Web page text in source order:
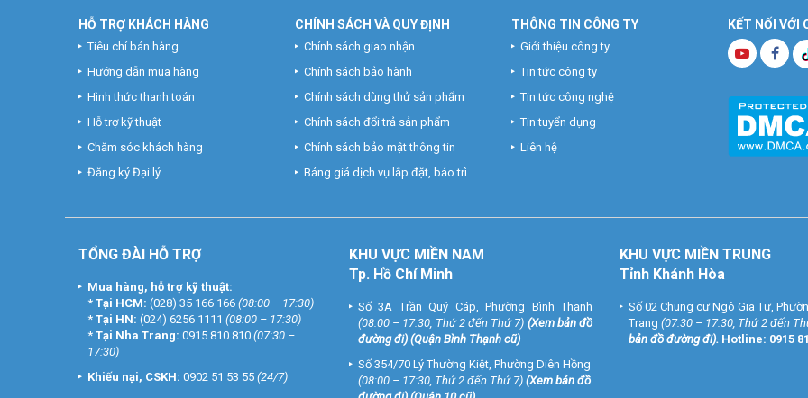
KẾT NỐI VỚI
HỖ TRỢ KHÁCH HÀNG
Tiêu chí bán hàng
Hướng dẫn mua hàng
Hình thức thanh toán
Hỗ trợ kỹ thuật
Chăm sóc khách hàng
Đăng ký Đại lý
CHÍNH SÁCH VÀ QUY ĐỊNH
Chính sách giao nhận
Chính sách bảo hành
Chính sách dùng thử sản phẩm
Chính sách đổi trả sản phẩm
Chính sách bảo mật thông tin
Bảng giá dịch vụ lắp đặt, bảo trì
THÔNG TIN CÔNG TY
Giới thiệu công ty
Tin tức công ty
Tin tức công nghệ
Tin tuyển dụng
Liên hệ
TỔNG ĐÀI HỖ TRỢ
Mua hàng, hỗ trợ kỹ thuật:
* Tại HCM: (028) 35 166 166 (08:00 – 17:30)
* Tại HN: (024) 6256 1111 (08:00 – 17:30)
* Tại Nha Trang: 0915 810 810 (07:30 –
17:30)
Khiếu nại, CSKH: 0902 51 53 55 (24/7)
KHU VỰC MIỀN NAM
Tp. Hồ Chí Minh
Số 3A Trần Quý Cáp, Phường Bình Thạnh
(08:00 – 17:30, Thứ 2 đến Thứ 7) (Xem bản đồ
đường đi) (Quận Bình Thạnh cũ)
Số 354/70 Lý Thường Kiệt, Phường Diên Hồng
(08:00 – 17:30, Thứ 2 đến Thứ 7) (Xem bản đồ
KHU VỰC MIỀN TRUNG
Tỉnh Khánh Hòa
Số 02 Chung cư Ngô Gia Tự,
Trang (07:30 – 17:30, Thứ 2 đến
bản đồ đường đi). Hotline: 0915